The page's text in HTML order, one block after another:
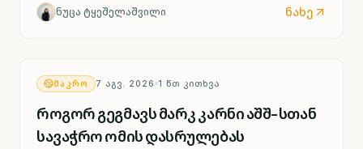
ქარხნის შესაძლო დახურვას ითვალისწინებს.
ნუცა ტყეშელაშვილი ნახე
ᲛᲐᲙᲠᲝ 7 ᲐᲒᲕ. 2026 1 ᲬᲗ ᲙᲘᲗᲮᲕᲐ
როგორ გეგმავს მარკ კარნი აშშ-სთან
სავაჭრო ომის დასრულებას